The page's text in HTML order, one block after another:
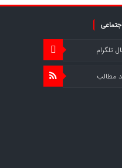
تلگرام
مطالب